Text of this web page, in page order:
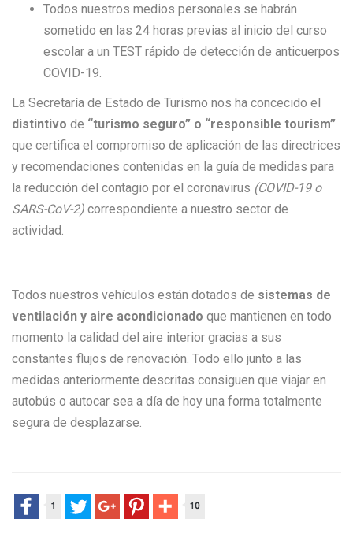
Todos nuestros medios personales se habrán
sometido en las 24 horas previas al inicio del curso
escolar a un TEST rápido de detección de anticuerpos
COVID-19.
La Secretaría de Estado de Turismo nos ha concecido el
distintivo de “turismo seguro” o “responsible tourism”
que certifica el compromiso de aplicación de las directrices
y recomendaciones contenidas en la guía de medidas para
la reducción del contagio por el coronavirus (COVID-19 o
SARS-CoV-2) correspondiente a nuestro sector de
actividad.
Todos nuestros vehículos están dotados de sistemas de
ventilación y aire acondicionado que mantienen en todo
momento la calidad del aire interior gracias a sus
constantes flujos de renovación. Todo ello junto a las
medidas anteriormente descritas consiguen que viajar en
autobús o autocar sea a día de hoy una forma totalmente
segura de desplazarse.